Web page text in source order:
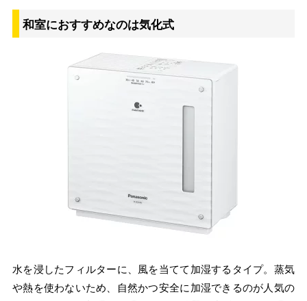
和室におすすめなのは気化式
水を浸したフィルターに、風を当てて加湿するタイプ。蒸気
や熱を使わないため、自然かつ安全に加湿できるのが人気の